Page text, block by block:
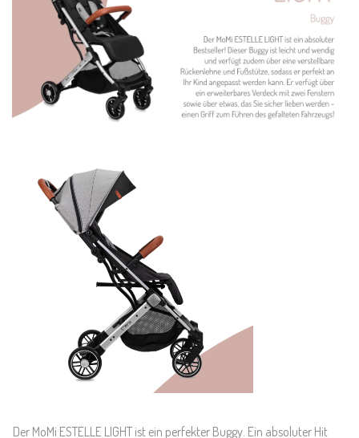
Der MoMi ESTELLE LIGHT ist ein perfekter Buggy. Ein absoluter Hit